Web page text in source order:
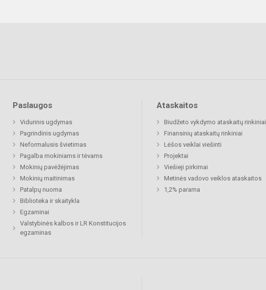
Paslaugos
Vidurinis ugdymas
Pagrindinis ugdymas
Neformalusis švietimas
Pagalba mokiniams ir tėvams
Mokinių pavėžėjimas
Mokinių maitinimas
Patalpų nuoma
Biblioteka ir skaitykla
Egzaminai
Valstybinės kalbos ir LR Konstitucijos
egzaminas
Ataskaitos
Biudžeto vykdymo ataskaitų rinkiniai
Finansinių ataskaitų rinkiniai
Lėšos veiklai viešinti
Projektai
Viešieji pirkimai
Metinės vadovo veiklos ataskaitos
1,2% parama